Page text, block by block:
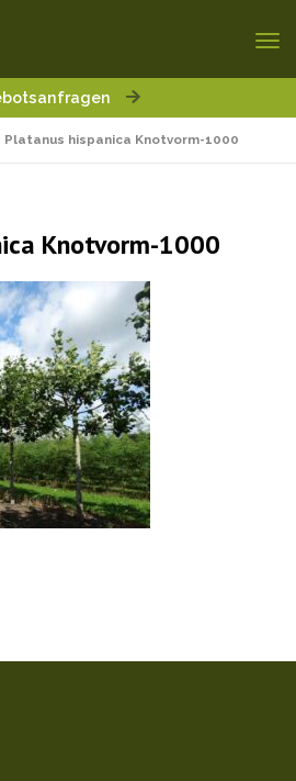
Platanus hispanica Knotvorm-1000
Knotvorm-1000